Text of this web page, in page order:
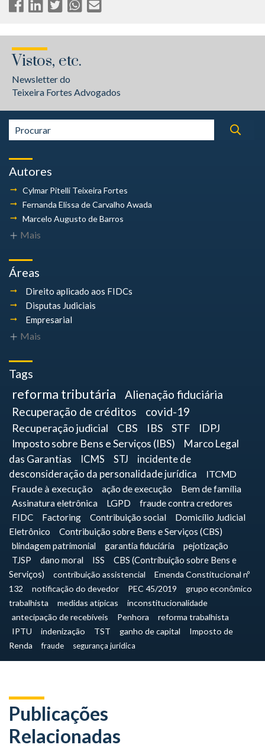
Vistos, etc.
Newsletter do
Teixeira Fortes Advogados
Autores
Cylmar Pitelli Teixeira Fortes
Fernanda Elissa de Carvalho Awada
Marcelo Augusto de Barros
Mais
Áreas
Direito aplicado aos FIDCs
Disputas Judiciais
Empresarial
Mais
Tags
reforma tributária
Alienação fiduciária
Recuperação de créditos
covid-19
Recuperação judicial CBS IBS STF
IDPJ
Imposto sobre Bens e Serviços (IBS)
Marco Legal
das Garantias
ICMS STJ
incidente de
desconsideração da personalidade jurídica
ITCMD
Fraude à execução
ação de execução
Bem de família
Assinatura eletrônica
LGPD fraude contra credores
FIDC Factoring Contribuição social
Domicílio Judicial
Eletrônico
Contribuição sobre Bens e Serviços (CBS)
blindagem patrimonial
garantia fiduciária
pejotização
TJSP
dano moral ISS
CBS (Contribuição sobre Bens e
Serviços)
contribuição assistencial
Emenda Constitucional nº
132
notificação do devedor PEC 45/2019
grupo econômico
trabalhista
medidas atípicas
inconstitucionalidade
antecipação de recebíveis
Penhora
reforma trabalhista
IPTU
indenização TST ganho de capital
Imposto de
Renda
fraude segurança jurídica
Publicações
Relacionadas